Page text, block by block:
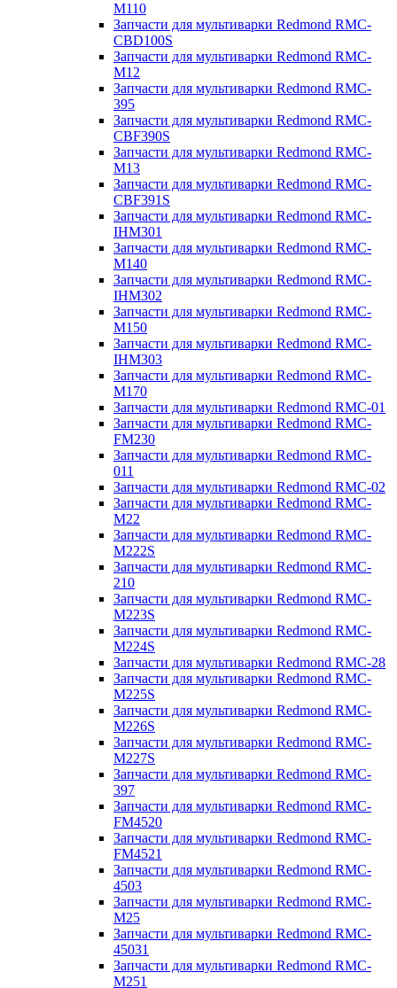
M110
Запчасти для мультиварки Redmond RMC-
CBD100S
Запчасти для мультиварки Redmond RMC-
M12
Запчасти для мультиварки Redmond RMC-
395
Запчасти для мультиварки Redmond RMC-
CBF390S
Запчасти для мультиварки Redmond RMC-
M13
Запчасти для мультиварки Redmond RMC-
CBF391S
Запчасти для мультиварки Redmond RMC-
IHM301
Запчасти для мультиварки Redmond RMC-
M140
Запчасти для мультиварки Redmond RMC-
IHM302
Запчасти для мультиварки Redmond RMC-
M150
Запчасти для мультиварки Redmond RMC-
IHM303
Запчасти для мультиварки Redmond RMC-
M170
Запчасти для мультиварки Redmond RMC-01
Запчасти для мультиварки Redmond RMC-
FM230
Запчасти для мультиварки Redmond RMC-
011
Запчасти для мультиварки Redmond RMC-02
Запчасти для мультиварки Redmond RMC-
M22
Запчасти для мультиварки Redmond RMC-
M222S
Запчасти для мультиварки Redmond RMC-
210
Запчасти для мультиварки Redmond RMC-
M223S
Запчасти для мультиварки Redmond RMC-
M224S
Запчасти для мультиварки Redmond RMC-28
Запчасти для мультиварки Redmond RMC-
M225S
Запчасти для мультиварки Redmond RMC-
M226S
Запчасти для мультиварки Redmond RMC-
M227S
Запчасти для мультиварки Redmond RMC-
397
Запчасти для мультиварки Redmond RMC-
FM4520
Запчасти для мультиварки Redmond RMC-
FM4521
Запчасти для мультиварки Redmond RMC-
4503
Запчасти для мультиварки Redmond RMC-
M25
Запчасти для мультиварки Redmond RMC-
45031
Запчасти для мультиварки Redmond RMC-
M251